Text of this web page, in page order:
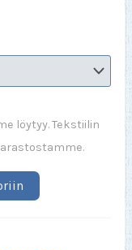
löytyy. Tekstiilin